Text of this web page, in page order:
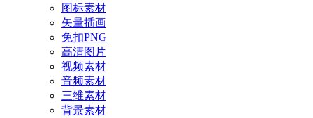
图标素材
矢量插画
免扣PNG
高清图片
视频素材
音频素材
三维素材
背景素材